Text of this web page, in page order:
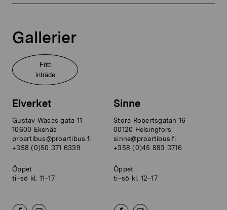
Gallerier
Fritt
inträde
Elverket
Gustav Wasas gata 11
10600 Ekenäs
proartibus@proartibus.fi
+358 (0)50 371 6339
Öppet
ti–sö kl. 11–17
Sinne
Stora Robertsgatan 16
00120 Helsingfors
sinne@proartibus.fi
+358 (0)45 883 3716
Öppet
ti–sö kl. 12–17